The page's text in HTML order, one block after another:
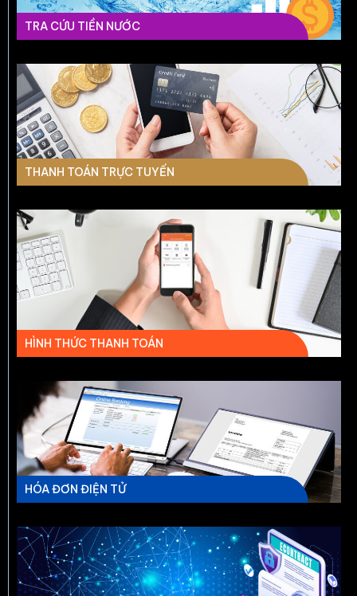
TRA CỨU TIỀN NƯỚC
THANH TOÁN TRỰC TUYẾN
HÌNH THỨC THANH TOÁN
HÓA ĐƠN ĐIỆN TỬ